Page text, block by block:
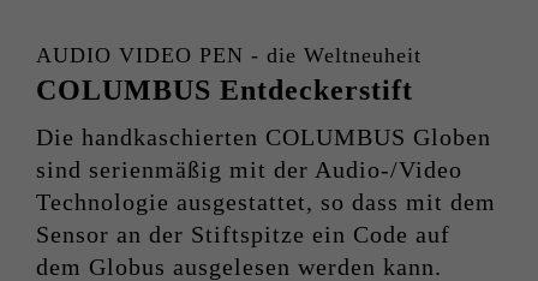
AUDIO VIDEO PEN - die Weltneuheit
COLUMBUS Entdeckerstift
Die handkaschierten COLUMBUS Globen
sind serienmäßig mit der Audio-/Video
Technologie ausgestattet, so dass mit dem
Sensor an der Stiftspitze ein Code auf
dem Globus ausgelesen werden kann.